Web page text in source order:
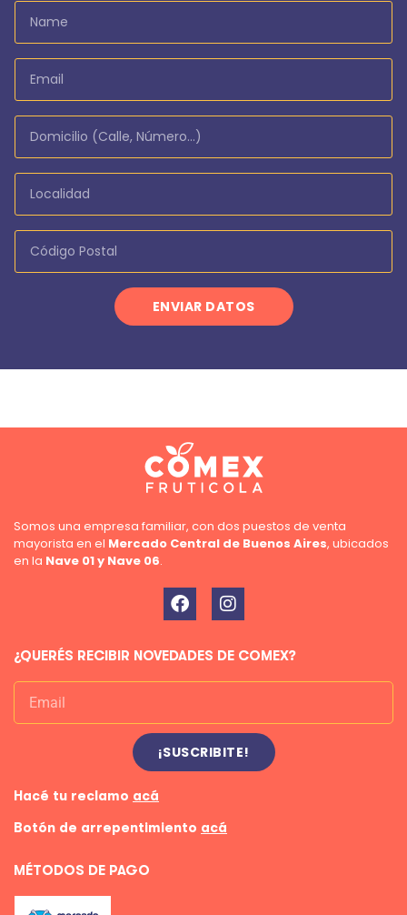
ENVIAR DATOS
Somos una empresa familiar, con dos puestos de venta
mayorista en el Mercado Central de Buenos Aires, ubicados
en la Nave 01 y Nave 06.
¿QUERÉS RECIBIR NOVEDADES DE COMEX?
¡SUSCRIBITE!
Hacé tu reclamo acá
Botón de arrepentimiento acá
MÉTODOS DE PAGO